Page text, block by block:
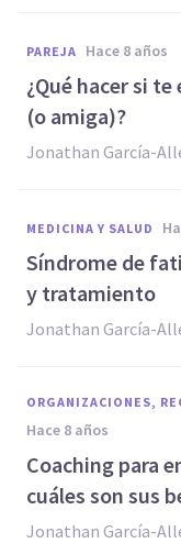
PAREJA hace 8 años
¿Qué hacer si
(o amiga)?
Jonathan García-
MEDICINA Y SALUD
Síndrome de
y tratamiento
Jonathan García-
ORGANIZACIONES,
hace 8 años
Coaching para
cuáles son sus
Jonathan García-